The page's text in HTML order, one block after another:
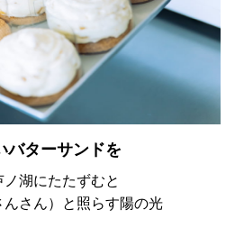
バターサンドを
湖にたたずむと
さん）と照らす陽の光